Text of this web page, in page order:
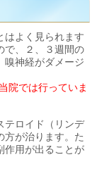
はよく見られます
で、２、３週間の
嗅神経がダメージ
院では行っていま
テロイド（リンデ
方が治ります。た
作用が出ることが